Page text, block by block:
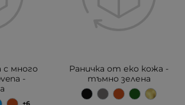
с много
-
Раничка от еко кожа -
тъмно зелена